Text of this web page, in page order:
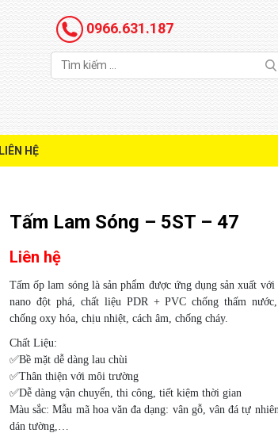
0966.631.187
LIÊN HỆ
Tấm Lam Sóng – 5ST – 47
Liên hệ
Tấm ốp lam sóng là sản phẩm được ứng dụng sản xuất với
nano đột phá, chất liệu PDR + PVC chống thấm
chống oxy hóa, chịu nhiệt, cách âm, chống cháy.
Chất Liệu:
✅Bề mặt dễ dàng lau chùi
✅Thân thiện với môi trường
✅Dễ dàng vận chuyển, thi công, tiết kiệm thời gian
Màu sắc:Mẫu mã hoa văn đa dạng: vân gỗ, vân đá tự
dán tường,…